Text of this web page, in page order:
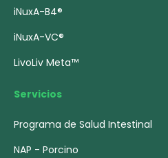
iNuxA-B4®
iNuxA-VC®
LivoLiv Meta™
Servicios
Programa de Salud Intestinal
NAP - Porcino